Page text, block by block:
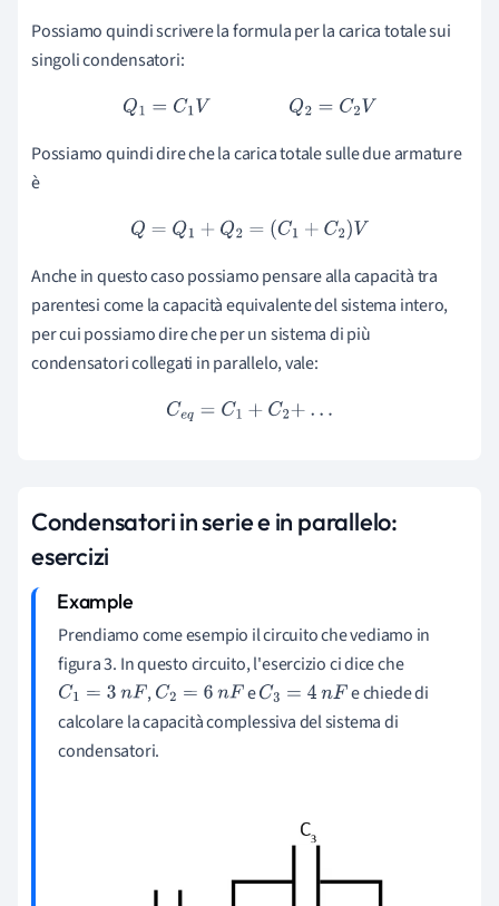
Possiamo quindi scrivere la formula per la carica totale sui
singoli condensatori:
Q1 2V
Possiamo quindi dire che la carica totale sulle due armature
è
Q= Q1 +Q2 =(C1+C 2)V
Anche in questo caso possiamo pensare alla capacità tra
parentesi come la capacità equivalente del sistema intero,
per cui possiamo dire che per un sistema di più
condensatori collegati in parallelo, vale:
Ce q=C 1+C2+...
Condensatori in serie e in parallelo:
esercizi
Prendiamo come esempio il circuito che vediamo in
figura 3. In questo circuito, l'esercizio ci dice che
C1= 3n F ,C2= 6n F eC3= 4n F
e chiede di
calcolare la capacità complessiva del sistema di
condensatori.